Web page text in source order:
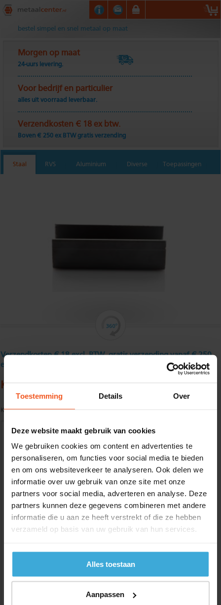
Toestemming Details Over
Deze website maakt gebruik van cookies
We gebruiken cookies om content en advertenties te
personaliseren, om functies voor social media te bieden
en om ons websiteverkeer te analyseren. Ook delen we
informatie over uw gebruik van onze site met onze
partners voor social media, adverteren en analyse. Deze
partners kunnen deze gegevens combineren met andere
informatie die u aan ze heeft verstrekt of die ze hebben
verzameld op basis van uw gebruik van hun services.
Alles toestaan
Aanpassen
Metaalcenter.nl
bestel simpel en snel metaal op maat
Morgen op maat
24-uurs levering.
Voor bedrijf en particulier
alles uit voorraad leverbaar.
Verzendkosten € 18 ex btw.
Boven € 250 ex BTW gratis verzending
Staal RVS Aluminium Diverse Toepassingen
Verzendkosten € 18 excl. BTW, gratis verzending vanaf € 250
excl. BTW
Koudgewalst U - profiel 15 x 20 x 15 x 2 mm
Kwaliteit: S235JR Gebeitst volgens EN10025
Gewenste
lengtemaat in
(max. 2000 mm)
+/- 2 mm lengtetolerantie
Materiaalkosten
Alle bedragen zijn excl. 21% BTW